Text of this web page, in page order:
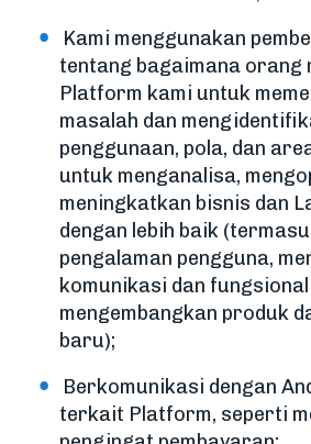
Kami menggunakan
tentang bagaimana orang
Platform kami untuk
masalah dan
penggunaan, pola, dan
untuk menganalisa,
meningkatkan bisnis dan
dengan lebih baik
pengalaman pengguna,
komunikasi dan
mengembangkan produk
baru);
Berkomunikasi dengan
terkait Platform, seperti